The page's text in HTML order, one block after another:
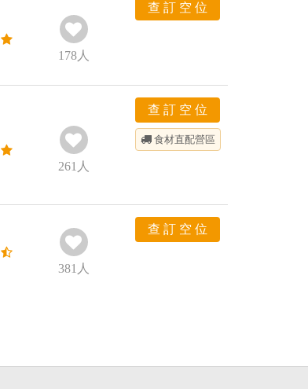
178人
查 訂 空 位
261 人
查 訂 空 位
食材直配營區
381 人
查 訂 空 位